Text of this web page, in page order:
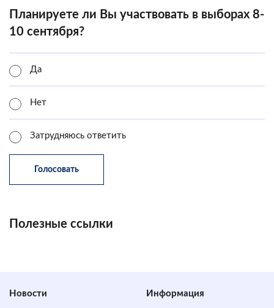
Планируете ли Вы участвовать в выборах 8-
10 сентября?
Да
Нет
Затрудняюсь ответить
Полезные ссылки
Новости Информация